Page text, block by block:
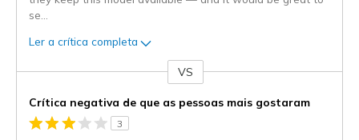
se
Ler a crítica completa
VS
Crítica negativa de que as pessoas mais gostaram
3